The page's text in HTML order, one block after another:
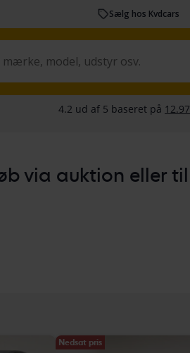
Sælg hos Kvdcars
via auktion eller
Nedsat pris